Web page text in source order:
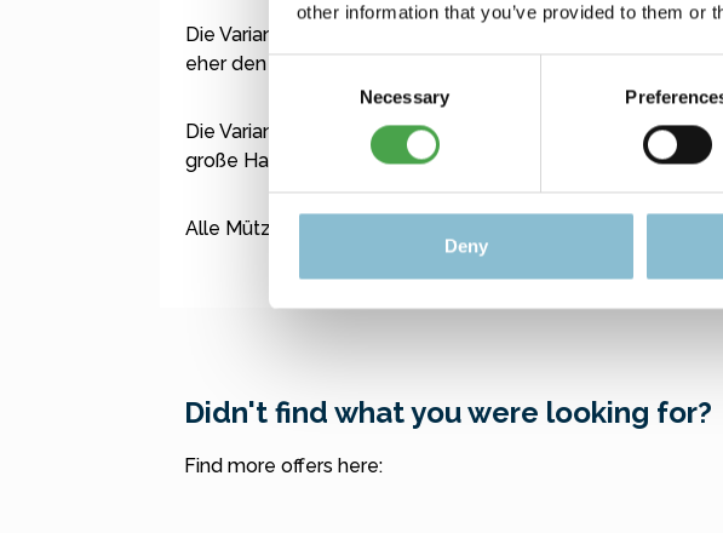
other information that you’ve provided to them or
Necessary
Deny
Die Variante "Alster" besteht aus 50% Merino-Schurwolle
eher den Kopf und trägt nach hinten nicht so weit auf. Ideal
Die Variante "Elbe" besteht aus 80% Lamm-Schurwolle /
große Haarpracht aber schmiegt sich genauso gut an den
Alle Mützen sind in Deutschland designed und aus OEKO-
Didn't find what you were looking for?
Find more offers here: